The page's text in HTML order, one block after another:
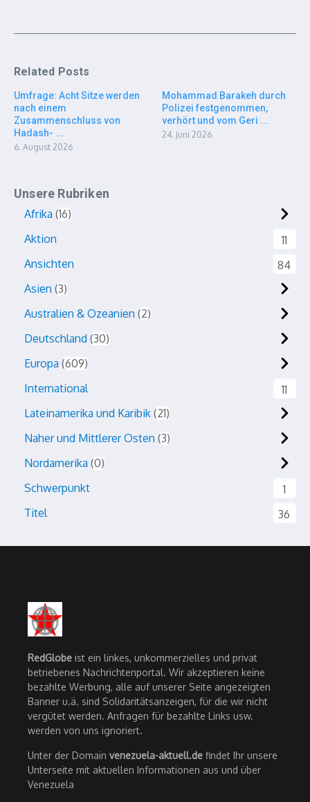
Related Posts
Umfrage: Acht Sitze werden
nach einem
Zusammenschluss von
Hadash- ...
6. August 2026
Mohammad Barakeh durch
Polizei festgenommen,
verhört und vom Geri ...
24. Juni 2026
Unsere Rubriken
Afrika 16
Aktion
11
Ansichten
84
Asien 3
Australien & Ozeanien 2
Deutschland 30
Europa 609
International
11
Lateinamerika und Karibik 21
Naher und Mittlerer Osten 3
Nordamerika 0
Schwerpunkt
1
Titel
36
RedGlobe ist ein linkes, unkommerzielles und privat
betriebenes Nachrichtenportal. Wir akzeptieren keine
bezahlte Werbung, alle auf unserer Seite angezeigten
Banner u.ä. sind Solidaritätsanzeigen, für die wir nicht
vergütet werden. Anfragen für bezahlte Links usw.
werden von uns ignoriert.
Unter der Domain venezuela-aktuell.de findet Ihr unsere
Unterseite mit aktuellen Informationen aus und über
Venezuela